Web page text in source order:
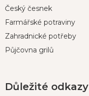
Český česnek
Farmářské potraviny
Zahradnické potřeby
Půjčovna grilů
Důležité odkazy